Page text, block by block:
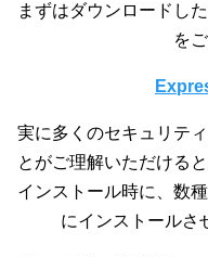
まずはダウンロードし
を
実に多くのセキュリテ
とがご理解いただける
インストール時に、数
にインストールさ